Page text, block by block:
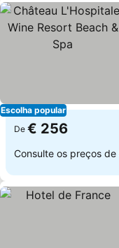
Escolha popular
De € 256
Consulte os preços de